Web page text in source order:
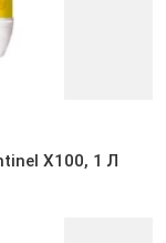
X100, 1 Л